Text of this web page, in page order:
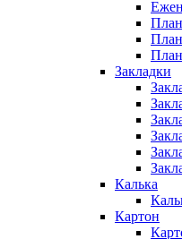
Закладки
Калька
Картон